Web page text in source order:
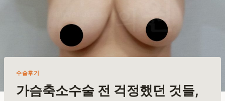
수술후기
가슴축소수술 전 걱정했던 것들,